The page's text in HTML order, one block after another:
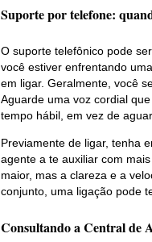
Suporte por telefone:
O suporte telefônico pode
você estiver enfrentando
em ligar. Geralmente, você
Aguarde uma voz cordial
tempo hábil, em vez de
Previamente de ligar, tenha
agente a te auxiliar com
maior, mas a clareza e a
conjunto, uma ligação pode
Consultando a Central de